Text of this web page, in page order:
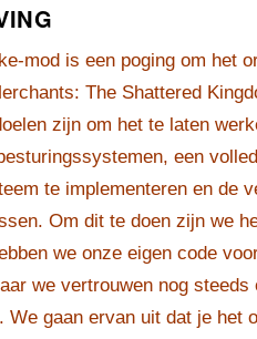
mod is een poging om het
The Shattered
zijn om het te laten
een
te implementeren en de
Om dit te doen zijn we
we onze eigen code
we vertrouwen nog steeds
We gaan ervan uit dat je het